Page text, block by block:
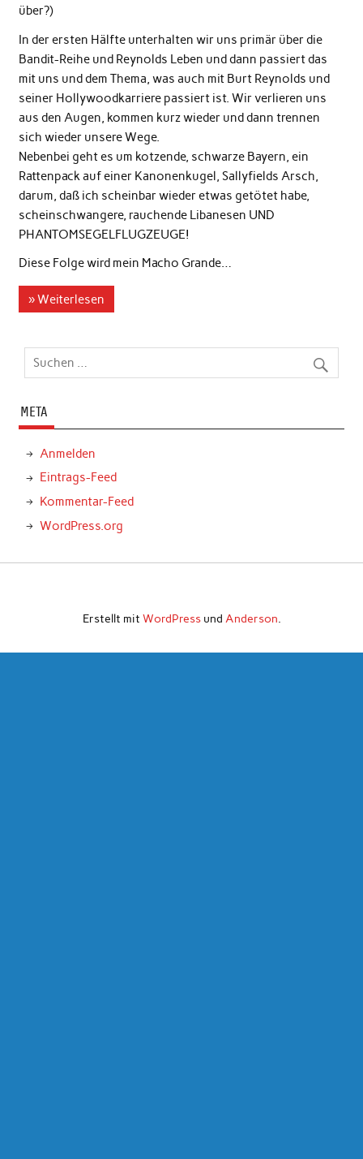
über?)
In der ersten Hälfte unterhalten wir uns primär über die
Bandit-Reihe und Reynolds Leben und dann passiert das
mit uns und dem Thema, was auch mit Burt Reynolds und
seiner Hollywoodkarriere passiert ist. Wir verlieren uns
aus den Augen, kommen kurz wieder und dann trennen
sich wieder unsere Wege.
Nebenbei geht es um kotzende, schwarze Bayern, ein
Rattenpack auf einer Kanonenkugel, Sallyfields Arsch,
darum, daß ich scheinbar wieder etwas getötet habe,
scheinschwangere, rauchende Libanesen UND
PHANTOMSEGELFLUGZEUGE!
Diese Folge wird mein Macho Grande…
» Weiterlesen
META
Anmelden
Eintrags-Feed
Kommentar-Feed
WordPress.org
Erstellt mit WordPressund Anderson.